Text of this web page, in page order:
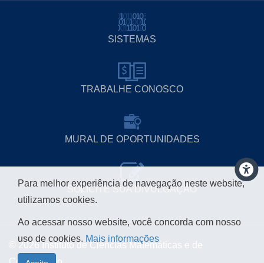
SISTEMAS
TRABALHE CONOSCO
MURAL DE OPORTUNIDADES
SOLICITE SUA DIVULGAÇÃO
© 2026 Instituto de Ciências Matemáticas e de
Para melhor experiência de navegação neste website,
utilizamos cookies.
Ao acessar nosso website, você concorda com nosso
uso de cookies. Mais informações